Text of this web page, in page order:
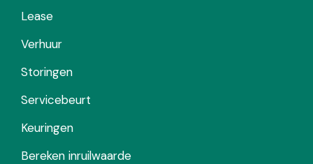
Lease
Verhuur
Storingen
Servicebeurt
Keuringen
Bereken inruilwaarde